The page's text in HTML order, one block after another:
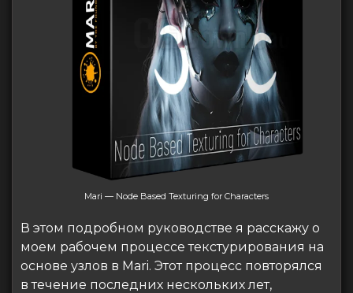
Mari — Node Based Texturing for Characters
В этом подробном руководстве я расскажу о
моем рабочем процессе текстурирования на
основе узлов в Mari. Этот процесс повторялся
в течение последних нескольких лет,